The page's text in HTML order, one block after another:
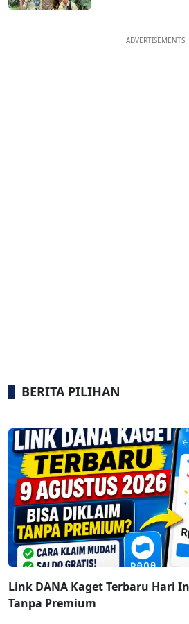
ADVERTISEMENTS
BERITA PILIHAN
Link DANA Kaget Terbaru Hari
Tanpa Premium